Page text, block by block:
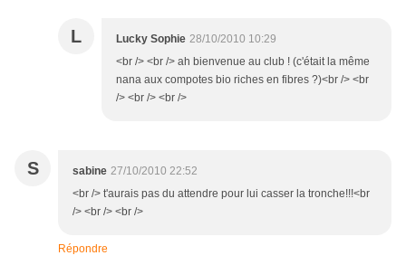
L Lucky Sophie 28/10/2010 10:29
<br /> <br /> ah bienvenue au club ! (c'était la même
nana aux compotes bio riches en fibres ?)<br /> <br
/> <br /> <br />
S sabine 27/10/2010 22:52
<br /> t'aurais pas du attendre pour lui casser la tronche!!!<br
/> <br /> <br />
Répondre